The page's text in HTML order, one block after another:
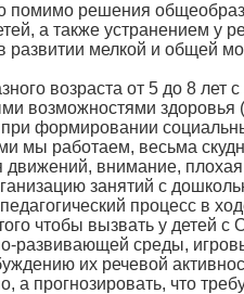
помимо решения
а также устранением у
мелкой и общей
возраста от 5 до 8 лет
возможностями
формировании
мы работаем, весьма
внимание,
занятий с
процесс в
чтобы вызвать у детей с
развивающей среды,
их речевой
прогнозировать, что